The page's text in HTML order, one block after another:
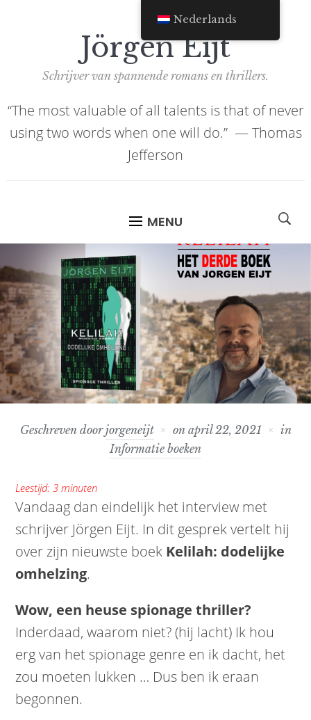
Jörgen Eijt
Schrijver van spannende romans en thrillers.
“The most valuable of all talents is that of never
using two words when one will do.” ―Thomas
Jefferson
MENU
Geschreven doorjorgeneijt on april 22, 2021
in
Informatie boeken
Leestijd: 3 minuten
Vandaag dan eindelijk het interview met
schrijver Jörgen Eijt. In dit gesprekvertelt hij
over zijn nieuwste boek Kelilah: dodelijke
omhelzing.
Wow, een heuse spionage thriller?
Inderdaad, waarom niet? (hij lacht) Ik hou
erg van het spionage genre en ik dacht, het
zou moeten lukken … Dus ben ik eraan
begonnen.
Nederlands